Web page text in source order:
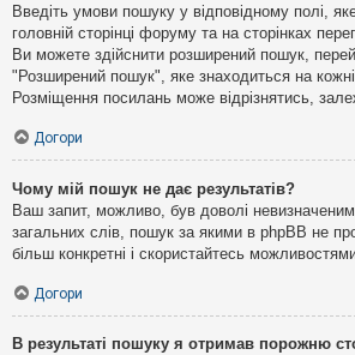
Введіть умови пошуку у відповідному полі,
головній сторінці форуму та на сторінках
Ви можете здійснити розширений пошук,
"Розширений пошук", яке знаходиться на
Розміщення посилань може відрізнятись,
Догори
Чому мій пошук не дає результатів?
Ваш запит, можливо, був доволі
загальних слів, пошук за якими в phpBB не
більш конкретні і скористайтесь
Догори
В результаті пошуку я отримав порожню